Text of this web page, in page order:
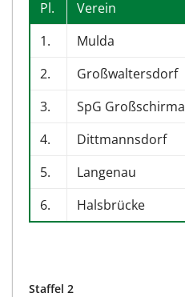
Pl. Verein
1.
Mulda
2.
Großwaltersdorf
3.
SpG Großschirma
4.
Dittmannsdorf
5.
Langenau
6.
Halsbrücke
Staffel 2